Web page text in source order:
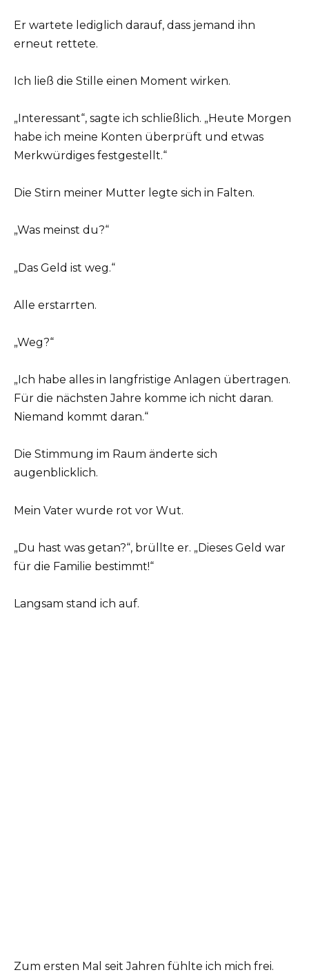
Er wartete lediglich darauf, dass jemand ihn
erneut rettete.
Ich ließ die Stille einen Moment wirken.
„Interessant“, sagte ich schließlich. „Heute Morgen
habe ich meine Konten überprüft und etwas
Merkwürdiges festgestellt.“
Die Stirn meiner Mutter legte sich in Falten.
„Was meinst du?“
„Das Geld ist weg.“
Alle erstarrten.
„Weg?“
„Ich habe alles in langfristige Anlagen übertragen.
Für die nächsten Jahre komme ich nicht daran.
Niemand kommt daran.“
Die Stimmung im Raum änderte sich
augenblicklich.
Mein Vater wurde rot vor Wut.
„Du hast was getan?“, brüllte er. „Dieses Geld war
für die Familie bestimmt!“
Langsam stand ich auf.
Zum ersten Mal seit Jahren fühlte ich mich frei.